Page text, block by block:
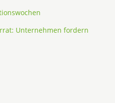
Unternehmen fordern